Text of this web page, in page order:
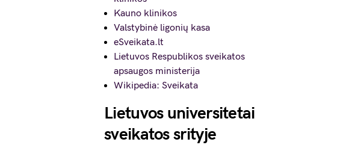
Kauno klinikos
Valstybinė ligonių kasa
eSveikata.lt
Lietuvos Respublikos sveikatos
apsaugos ministerija
Wikipedia: Sveikata
Lietuvos universitetai
sveikatos srityje